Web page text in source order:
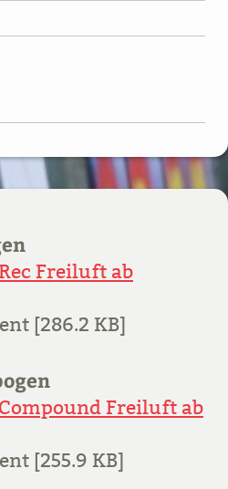
Freiluft ab
[286.2 KB]
Freiluft ab
[255.9 KB]